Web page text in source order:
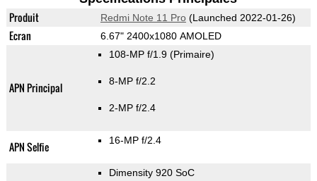
Produit Redmi Note 11 Pro(Launched 2022-01-26)
Ecran 6.67" 2400x1080 AMOLED
APN Principal
108-MP f/1.9 (Primaire)
8-MP f/2.2
2-MP f/2.4
APN Selfie 16-MP f/2.4
Dimensity 920 SoC